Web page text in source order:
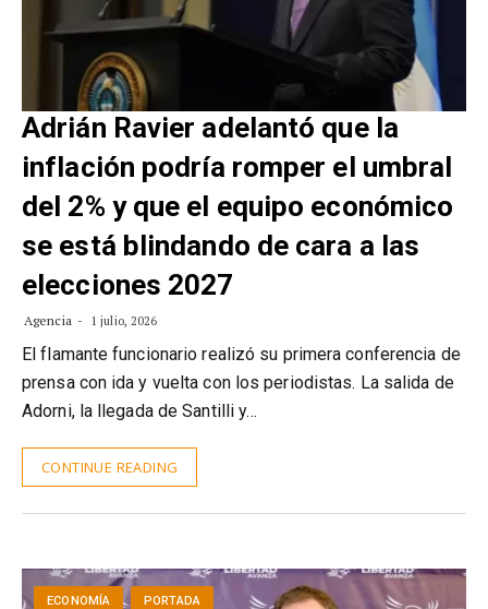
Adrián Ravier adelantó que la
inflación podría romper el umbral
del 2% y que el equipo económico
se está blindando de cara a las
elecciones 2027
Agencia 1 julio, 2026
El flamante funcionario realizó su primera conferencia de
prensa con ida y vuelta con los periodistas. La salida de
Adorni, la llegada de Santilli y…
CONTINUE READING
ECONOMÍA PORTADA